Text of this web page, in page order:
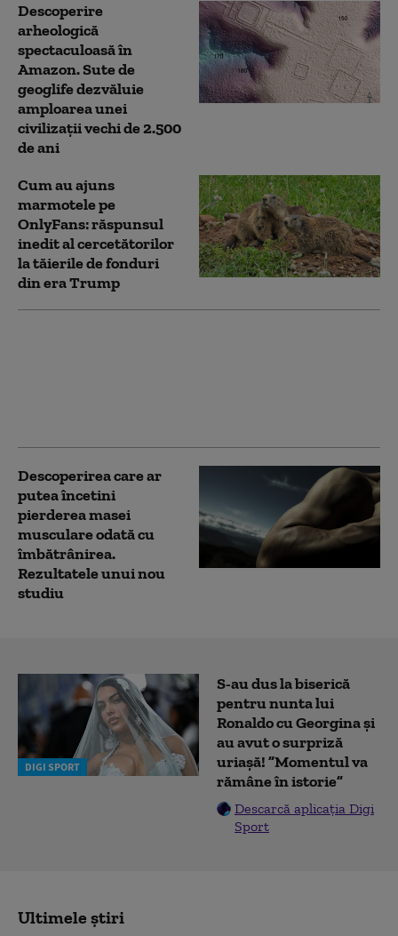
Descoperire
arheologică
spectaculoasă în
Amazon. Sute de
geoglife dezvăluie
amploarea unei
civilizații vechi de 2.500
de ani
Cum au ajuns
marmotele pe
OnlyFans: răspunsul
inedit al cercetătorilor
la tăierile de fonduri
din era Trump
Descoperirea care ar
putea încetini
pierderea masei
musculare odată cu
îmbătrânirea.
Rezultatele unui nou
studiu
DIGI SPORT
S-au dus la biserică
pentru nunta lui
Ronaldo cu Georgina și
au avut o surpriză
uriașă! ”Momentul va
rămâne în istorie”
Descarcă aplicația Digi
Sport
Ultimele știri